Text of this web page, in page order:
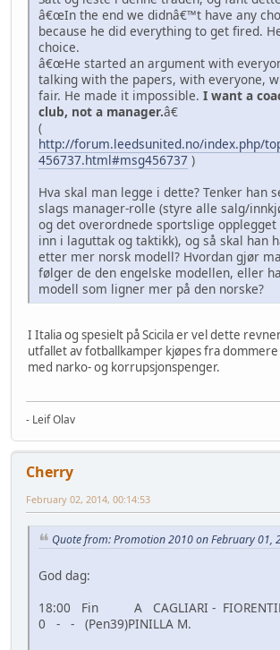
â€œIn the end we didnâ€™t have any
because he did everything to get fired.
choice.
â€œHe started an argument with
talking with the papers, with everyone,
fair. He made it impossible. I want a
club, not a manager.â€
(
http://forum.leedsunited.no/index.php/
456737.html#msg456737 )
Hva skal man legge i dette? Tenker han
slags manager-rolle (styre alle salg/
og det overordnede sportslige opplegget
inn i laguttak og taktikk), og så skal han
etter mer norsk modell? Hvordan gjør
følger de den engelske modellen, eller
modell som ligner mer på den norske?
I Italia og spesielt på Scicila er vel dette
utfallet av fotballkamper kjøpes fra
med narko- og korrupsjonspenger.
- Leif Olav
Cherry
February 02, 2014, 00:14:53
Quote from: Promotion 2010 on February 01,
God dag:
18:00 Fin A CAGLIARI -
0 - - (Pen39)PINILLA M.